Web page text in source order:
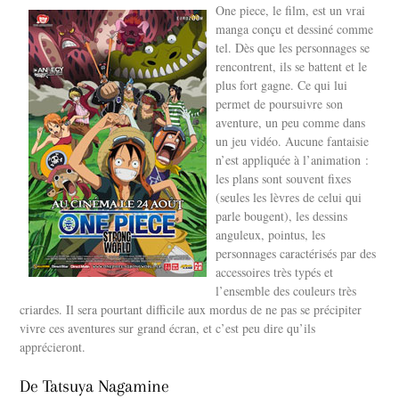
One piece, le film, est un vrai
manga conçu et dessiné comme
tel. Dès que les personnages se
rencontrent, ils se battent et le
plus fort gagne. Ce qui lui
permet de poursuivre son
aventure, un peu comme dans
un jeu vidéo. Aucune fantaisie
n’est appliquée à l’animation :
les plans sont souvent fixes
(seules les lèvres de celui qui
parle bougent), les dessins
anguleux, pointus, les
personnages caractérisés par des
accessoires très typés et
l’ensemble des couleurs très
criardes. Il sera pourtant difficile aux mordus de ne pas se précipiter
vivre ces aventures sur grand écran, et c’est peu dire qu’ils
apprécieront.
De Tatsuya Nagamine